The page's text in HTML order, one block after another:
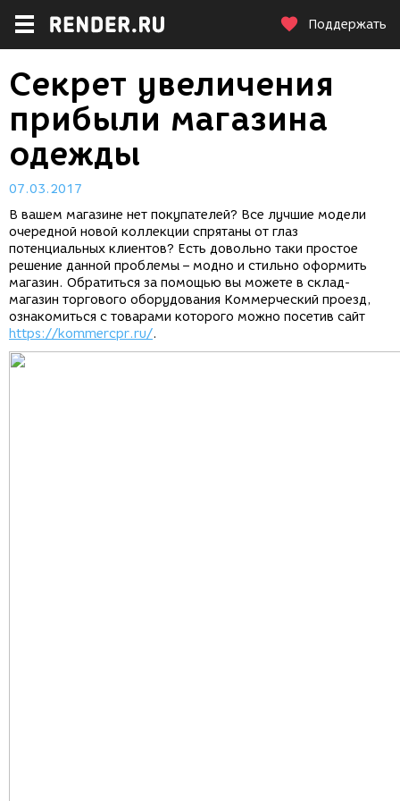
Поддержать
Секрет увеличения
прибыли магазина
одежды
07.03.2017
В вашем магазине нет покупателей? Все лучшие модели
очередной новой коллекции спрятаны от глаз
потенциальных клиентов? Есть довольно таки простое
решение данной проблемы – модно и стильно оформить
магазин. Обратиться за помощью вы можете в склад-
магазин торгового оборудования Коммерческий проезд,
ознакомиться с товарами которого можно посетив сайт
https://kommercpr.ru/.